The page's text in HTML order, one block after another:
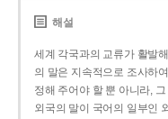
해설
세계 각국과의 교류가 활발
의 말은 지속적으로 조사하
정해 주어야 할 뿐 아니라,
외국의 말이 국어의 일부인